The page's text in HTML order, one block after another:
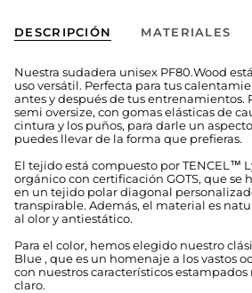
DESCRIPCIÓN MATERIALES
Nuestra sudadera unisex PF80.Wood
uso versátil. Perfecta para tus
antes y después de tus entrenamientos.
semi oversize, con gomas elásticas de
cintura y los puños, para darle un
puedes llevar de la forma que prefieras.
El tejido está compuesto por TENCEL™
orgánico con certificación GOTS, que se
en un tejido polar diagonal
transpirable. Además, el material es
al olor y antiestático.
Para el color, hemos elegido nuestro
Blue , que es un homenaje a los vastos
con nuestros característicos
claro.